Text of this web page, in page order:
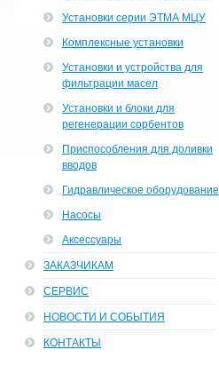
Установки серии ЭТМА МЦУ
Комплексные установки
Установки и устройства для
фильтрации масел
Установки и блоки для
регенерации сорбентов
Приспособления для доливки
вводов
Гидравлическое оборудование
Насосы
Аксессуары
ЗАКАЗЧИКАМ
СЕРВИС
НОВОСТИ И СОБЫТИЯ
КОНТАКТЫ